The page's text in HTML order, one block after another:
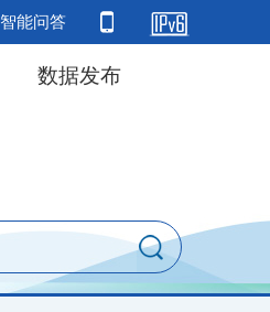
智能问答
数据发布